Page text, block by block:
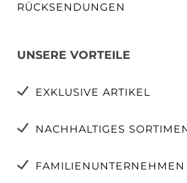
RÜCKSENDUNGEN
UNSERE VORTEILE
EXKLUSIVE ARTIKEL
NACHHALTIGES
FAMILIENUNTERNEHMEN